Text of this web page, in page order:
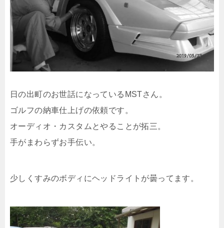
日の出町のお世話になっているMSTさん。
ゴルフの納車仕上げの依頼です。
オーディオ・カスタムとやることが拓三。
手がまわらずお手伝い。
少しくすみのボディにヘッドライトが曇ってます。